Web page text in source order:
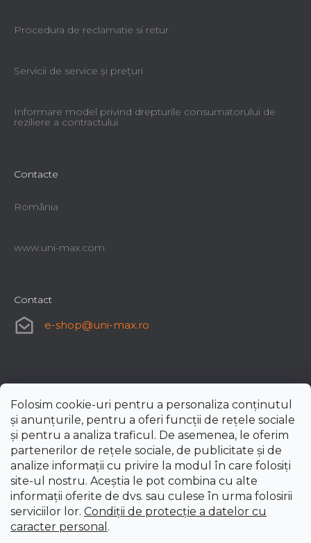
Folosim cookie-uri pentru a personaliza conținutul
și anunțurile, pentru a oferi funcții de rețele sociale
și pentru a analiza traficul. De asemenea, le oferim
partenerilor de rețele sociale, de publicitate și de
analize informații cu privire la modul în care folosiți
site-ul nostru. Aceștia le pot combina cu alte
informații oferite de dvs. sau culese în urma folosirii
serviciilor lor. Condiții de protecție a datelor cu
caracter personal .
Procedura de reclamatie si retur
Servicii de service şi preţuri
Informare model privind drepturile consumatorului de
reziliere a contractului
Contacte
România
www.uni-max.com
Contact
e-shop@uni-max.ro